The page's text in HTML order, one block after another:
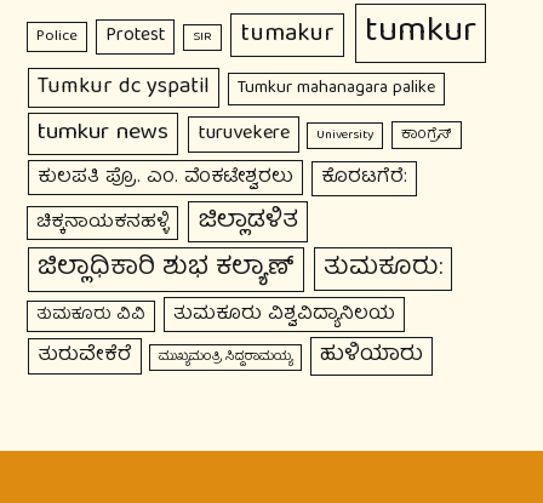
Police Protest SIR tumakur tumkur
Tumkur dc yspatil Tumkur mahanagara palike
tumkur news turuvekere University ಕಾಂಗ್ರೆಸ್
ಕುಲಪತಿ ಪ್ರೊ. ಎಂ. ವೆಂಕಟೇಶ್ವರಲು ಕೊರಟಗೆರೆ:
ಚಿಕ್ಕನಾಯಕನಹಳ್ಳಿ ಜಿಲ್ಲಾಡಳಿತ
ಜಿಲ್ಲಾಧಿಕಾರಿ ಶುಭ ಕಲ್ಯಾಣ್ ತುಮಕೂರು:
ತುಮಕೂರು ವಿವಿ ತುಮಕೂರು ವಿಶ್ವವಿದ್ಯಾನಿಲಯ
ತುರುವೇಕೆರೆ ಮುಖ್ಯಮಂತ್ರಿ ಸಿದ್ದರಾಮಯ್ಯ ಹುಳಿಯಾರು